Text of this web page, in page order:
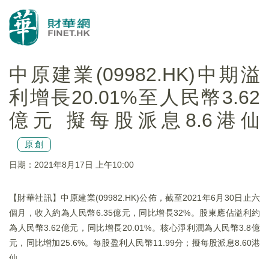
中原建業(09982.HK)中期溢
利增長20.01%至人民幣3.62
億元 擬每股派息8.6港仙
原創
日期：2021年8月17日 上午10:00
【財華社訊】中原建業(09982.HK)公佈，截至2021年6月30日止六
個月，收入約為人民幣6.35億元，同比增長32%。股東應佔溢利約
為人民幣3.62億元，同比增長20.01%。核心淨利潤為人民幣3.8億
元，同比增加25.6%。每股盈利人民幣11.99分；擬每股派息8.60港